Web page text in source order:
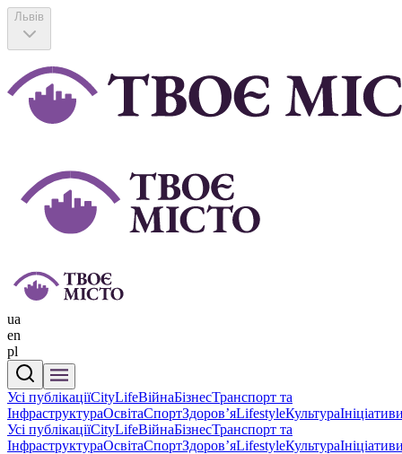
Львів
ua
en
pl
Усі публікаціїCityLifeВійнаБізнесТранспорт та
ІнфраструктураОсвітаСпортЗдоровʼяLifestyleКультура
Усі публікаціїCityLifeВійнаБізнесТранспорт та
ІнфраструктураОсвітаСпортЗдоровʼяLifestyleКультура